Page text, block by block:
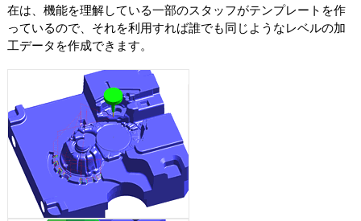
在は、機能を理解している一部のスタッフがテンプレートを作
っているので、それを利用すれば誰でも同じようなレベルの加
工データを作成できます。